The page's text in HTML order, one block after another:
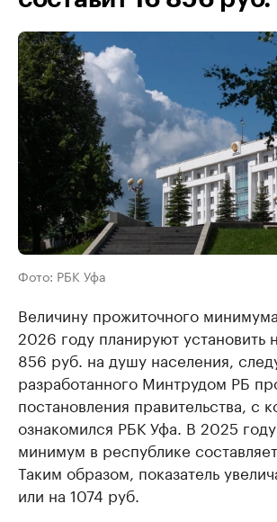
Фото: РБК Уфа
Величину прожиточного
2026 году планируют установить
856 руб. на душу населения,
разработанного Минтрудом РБ
постановления правительства, с
ознакомился РБК Уфа. В 2025
минимум в республике
Таким образом, показатель
или на 1074 руб.